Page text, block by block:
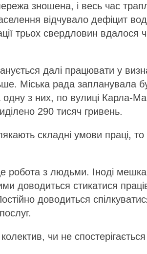
зношена, і весь час
відчувало дефіцит
трьох свердловин вдалося
далі працювати у
Міська рада запланувала
з них, по вулиці Карла-
290 тисяч гривень.
складні умови праці,
робота з людьми. Іноді
доводиться стикатися
доводиться
чи не